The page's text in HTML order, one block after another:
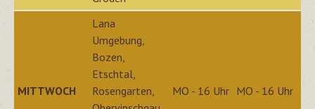
MITTWOCH
Lana
Umgebung,
Bozen,
Etschtal,
Rosengarten,
MO - 16 Uhr MO - 16 Uhr